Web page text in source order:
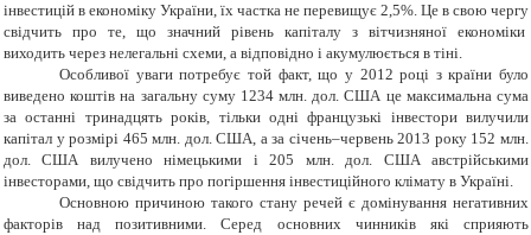
інвестицій в економіку України, їх частка не перевищує 2,5%. Це в свою чергу
свідчить про те, що значний рівень капіталу з вітчизняної економіки
виходить через нелегальні схеми, а відповідно і акумулюється в тіні.
Особливої уваги потребує той факт, що у 2012 році з країни було
виведено коштів на загальну суму 1234 млн. дол. США це максимальна сума
за останні тринадцять років, тільки одні французькі інвестори вилучили
капітал у розмірі 465 млн. дол. США, а за січень–червень 2013 року 152 млн.
дол. США вилучено німецькими і 205 млн. дол. США австрійськими
інвесторами, що свідчить про погіршення інвестиційного клімату в Україні.
Основною причиною такого стану речей є домінування негативних
факторів над позитивними. Серед основних чинників які сприяють